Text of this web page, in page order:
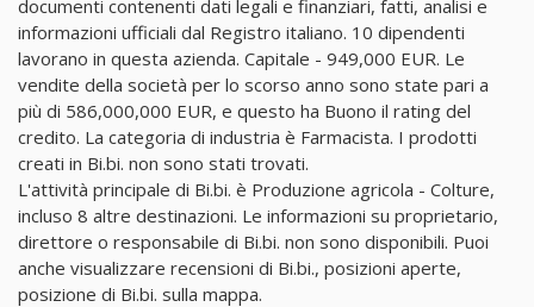
documenti contenenti dati legali e finanziari, fatti, analisi e
informazioni ufficiali dal Registro italiano. 10 dipendenti
lavorano in questa azienda. Capitale - 949,000 EUR. Le
vendite della società per lo scorso anno sono state pari a
più di 586,000,000 EUR, e questo ha Buono il rating del
credito. La categoria di industria è Farmacista. I prodotti
creati in Bi.bi. non sono stati trovati.
L'attività principale di Bi.bi. è Produzione agricola - Colture,
incluso 8 altre destinazioni. Le informazioni su proprietario,
direttore o responsabile di Bi.bi. non sono disponibili. Puoi
anche visualizzare recensioni di Bi.bi., posizioni aperte,
posizione di Bi.bi. sulla mappa.